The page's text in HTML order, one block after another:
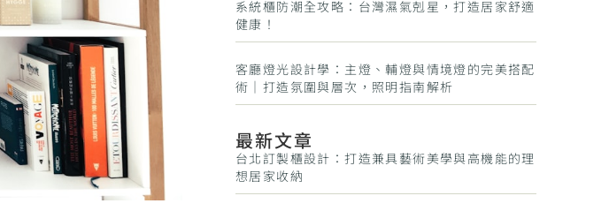
系統櫃防潮全攻略：台灣濕氣剋星，打造居家舒適
健康！
客廳燈光設計學：主燈、輔燈與情境燈的完美搭配
術｜打造氛圍與層次，照明指南解析
最新文章
台北訂製櫃設計：打造兼具藝術美學與高機能的理
想居家收納